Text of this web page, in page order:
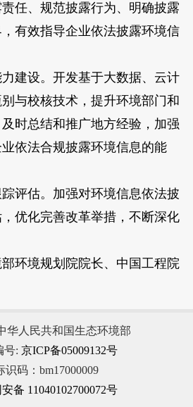
任、规范披露行为、明确披露
有效指导企业依法披露环境信
设。开发基于大数据、云计
与校核技术，提升环境部门和
时总结和推广地方经验，加强
依法合规披露环境信息的能
估。加强对环境信息依法披
优化完善改革举措，不断深化
境规划院院长、中国工程院
华人民共和国生态环境部
号: 京ICP备05009132号
识码：bm17000009
备 11040102700072号